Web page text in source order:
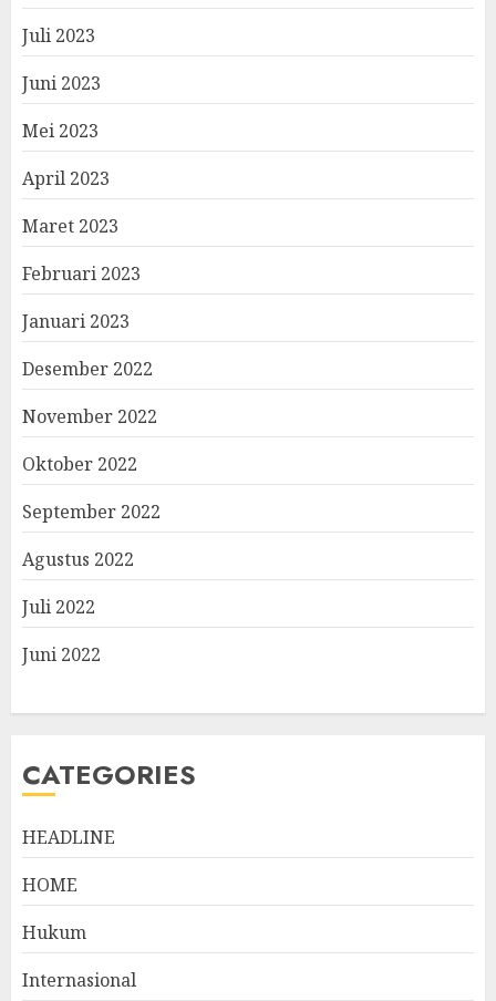
Juli 2023
Juni 2023
Mei 2023
April 2023
Maret 2023
Februari 2023
Januari 2023
Desember 2022
November 2022
Oktober 2022
September 2022
Agustus 2022
Juli 2022
Juni 2022
CATEGORIES
HEADLINE
HOME
Hukum
Internasional